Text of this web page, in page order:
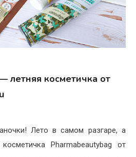
летняя косметичка от
Лето в самом разгаре, а
Pharmabeautybag от